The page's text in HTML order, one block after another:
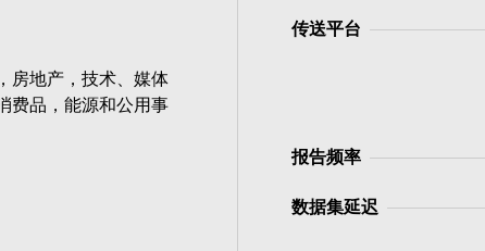
房地产，技术、媒体
费品，能源和公用事
传送平台
报告频率
数据集延迟